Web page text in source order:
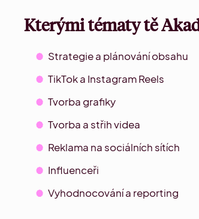
Kterými tématy tě
Strategie a plánování obsahu
TikTok a Instagram Reels
Tvorba grafiky
Tvorba a střih videa
Reklama na sociálních sítích
Influenceři
Vyhodnocování a reporting